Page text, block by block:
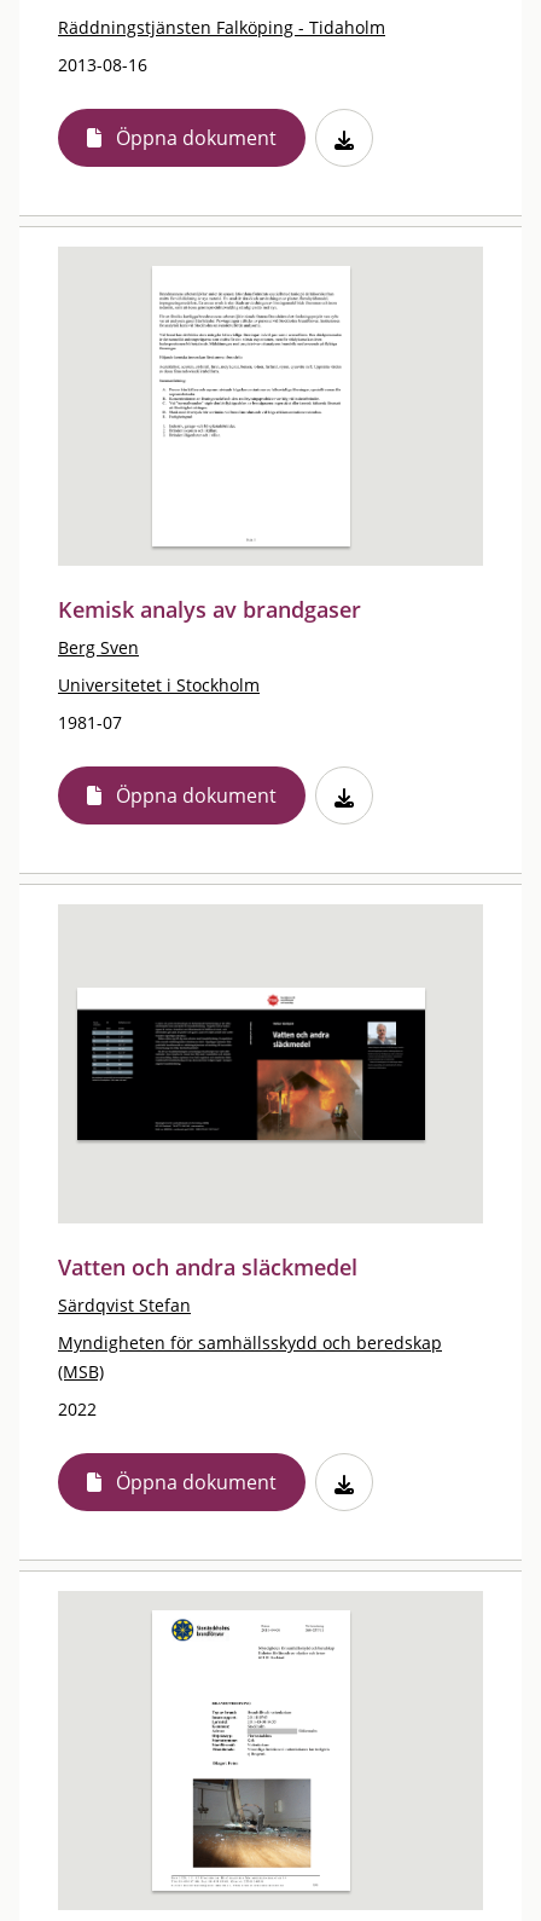
Räddningstjänsten Falköping - Tidaholm
2013-08-16
Öppna dokument
Kemisk analys av brandgaser
Berg Sven
Universitetet i Stockholm
1981-07
Öppna dokument
Vatten och andra släckmedel
Särdqvist Stefan
Myndigheten för samhällsskydd och beredskap
(MSB)
2022
Öppna dokument